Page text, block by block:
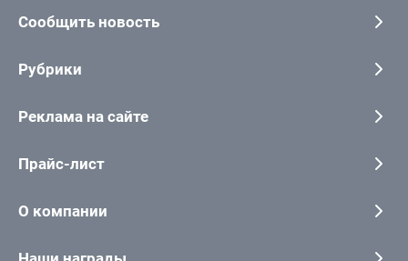
Сообщить новость
Рубрики
Реклама на сайте
Прайс-лист
О компании